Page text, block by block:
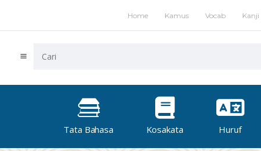
Home Kamus Vocab
Tata Bahasa Kosakata Huruf